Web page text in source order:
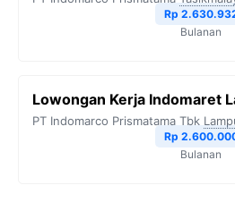
Rp
Bulanan
Lowongan Kerja Indomaret
PT Indomarco Prismatama Tbk
Rp
Bulanan